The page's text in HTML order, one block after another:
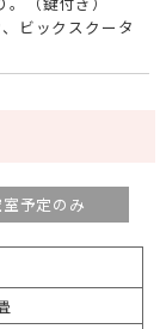
ビックスクータ
予定のみ